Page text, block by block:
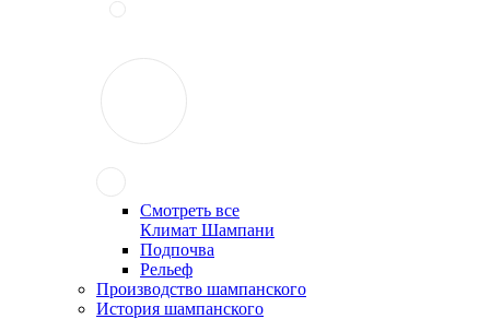
Смотреть все
Климат Шампани
Подпочва
Рельеф
Производство шампанского
История шампанского